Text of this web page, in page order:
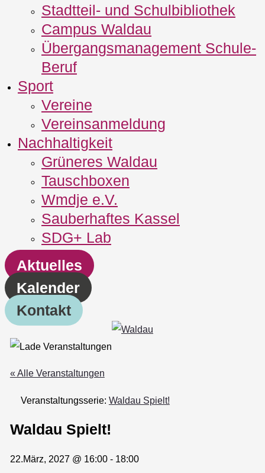
Stadtteil- und Schulbibliothek
Campus Waldau
Übergangsmanagement Schule‐
Beruf
Sport
Vereine
Vereinsanmeldung
Nachhaltigkeit
Grüneres Waldau
Tauschboxen
Wmdje e.V.
Sauberhaftes Kassel
SDG+ Lab
Aktuelles
Kalender
Kontakt
« Alle Veranstaltungen
Veranstaltungsserie: Waldau Spielt!
Waldau Spielt!
22.März, 2027 @ 16:00- 18:00